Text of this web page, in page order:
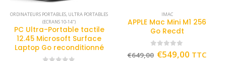
ORDINATEURS PORTABLES, ULTRA PORTABLES
(ECRANS 10-14")
PC Ultra-Portable tactile
12.45 Microsoft Surface
Laptop Go reconditionné
IMAC
APPLE Mac Mini M1 256
Go Recdt
out of 5
€649,00 €549,00 TTC